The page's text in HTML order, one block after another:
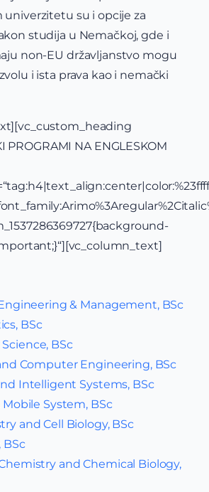
univerzitetu su i opcije za
studija u Nemačkoj, gde i
non-EU državljanstvo mogu
i ista prava kao i nemački
PROGRAMI NA ENGLESKOM
& Management, BSc
BSc
BSc
Computer Engineering, BSc
Intelligent Systems, BSc
System, BSc
and Cell Biology, BSc
BSc
and Chemical Biology,